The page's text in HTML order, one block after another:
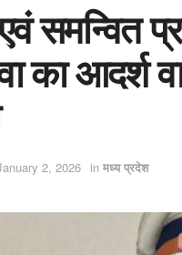
समन्वित
का आदर्श
2, 2026 in मध्य प्रदेश